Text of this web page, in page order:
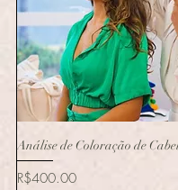
Análise de Coloração de
Price
R$400.00